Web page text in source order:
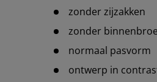
zonder zijzakken
zonder
normaal pasvorm
ontwerp in